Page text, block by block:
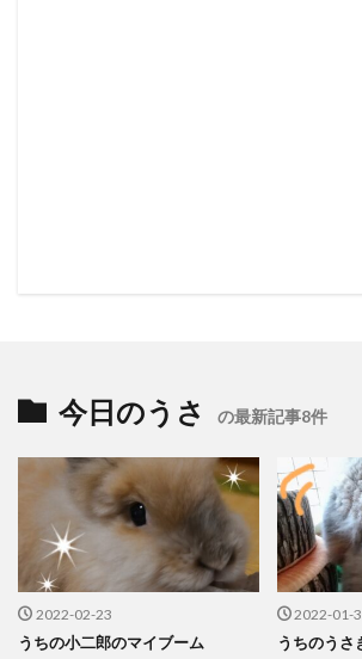
今日のうさ の最新記事8件
2022-02-23
うちの小二郎のマイブーム
2022-01-
うちのうさ